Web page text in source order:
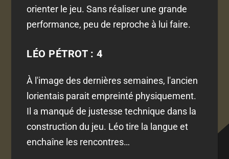
orienter le jeu. Sans réaliser une grande
performance, peu de reproche à lui faire.
LÉO PÉTROT : 4
À l'image des dernières semaines, l'ancien
lorientais parait empreinté physiquement.
Il a manqué de justesse technique dans la
construction du jeu. Léo tire la langue et
enchaîne les rencontres…